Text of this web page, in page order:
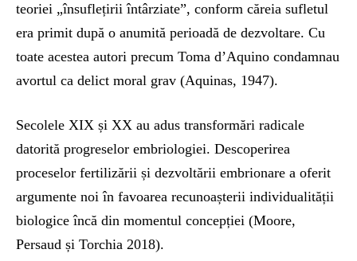
teoriei „însuflețirii întârziate”, conform căreia sufletul
era primit după o anumită perioadă de dezvoltare. Cu
toate acestea autori precum Toma d’Aquino condamnau
avortul ca delict moral grav (Aquinas, 1947).
Secolele XIX și XX au adus transformări radicale
datorită progreselor embriologiei. Descoperirea
proceselor fertilizării și dezvoltării embrionare a oferit
argumente noi în favoarea recunoașterii individualității
biologice încă din momentul concepției (Moore,
Persaud și Torchia 2018).